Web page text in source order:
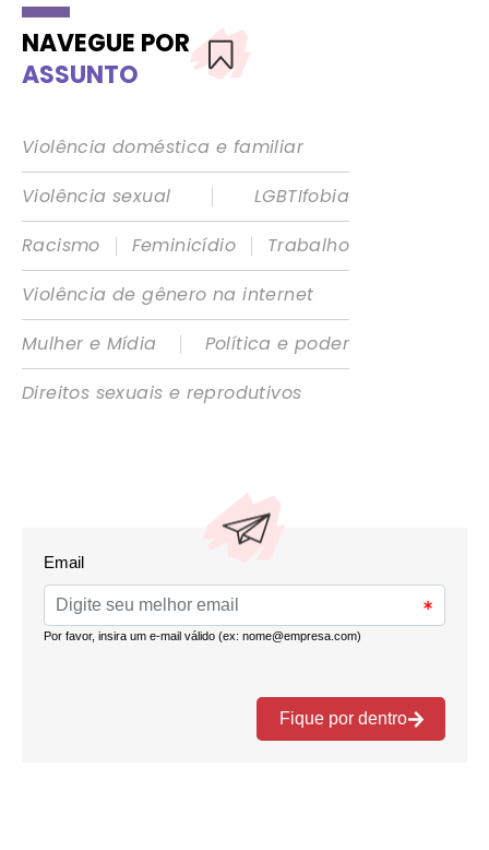
NAVEGUE POR
ASSUNTO
Violência doméstica e familiar
Violência sexual
|
LGBTIfobia
Racismo
| Feminicídio |
Trabalho
Violência de gênero na internet
Mulher e Mídia
|
Política e poder
Direitos sexuais e reprodutivos